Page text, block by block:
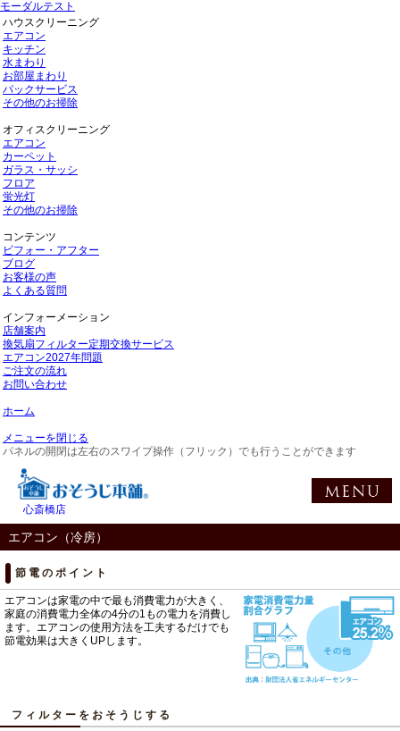
モーダルテスト
ハウスクリーニング
エアコン
キッチン
水まわり
お部屋まわり
パックサービス
その他のお掃除
オフィスクリーニング
エアコン
カーペット
ガラス・サッシ
フロア
蛍光灯
その他のお掃除
コンテンツ
ビフォー・アフター
ブログ
お客様の声
よくある質問
インフォーメーション
店舗案内
換気扇フィルター定期交換サービス
エアコン2027年問題
ご注文の流れ
お問い合わせ
ホーム
メニューを閉じる
パネルの開閉は左右のスワイプ操作（フリック）でも行うことができます
心斎橋店
エアコン（冷房）
節電のポイント
エアコンは家電の中で最も消費電力が大きく、
家庭の消費電力全体の4分の1もの電力を消費し
ます。エアコンの使用方法を工夫するだけでも
節電効果は大きくUPします。
フィルターをおそうじする